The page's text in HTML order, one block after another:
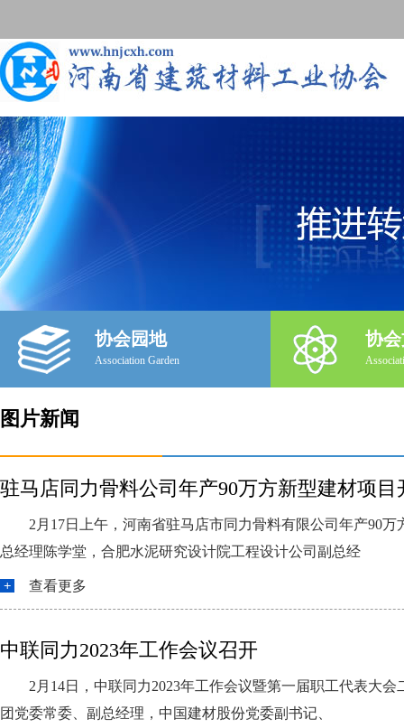
协会园地
Association Garden
协
图片新闻
驻马店同力骨料公司年产90万方新型建材项目
2月17日上午，河南省驻马店市同力骨料有限公司年产90
总经理陈学堂，合肥水泥研究设计院工程设计公司副总经
查看更多
中联同力2023年工作会议召开
2月14日，中联同力2023年工作会议暨第一届职工代表大
团党委常委、副总经理，中国建材股份党委副书记、